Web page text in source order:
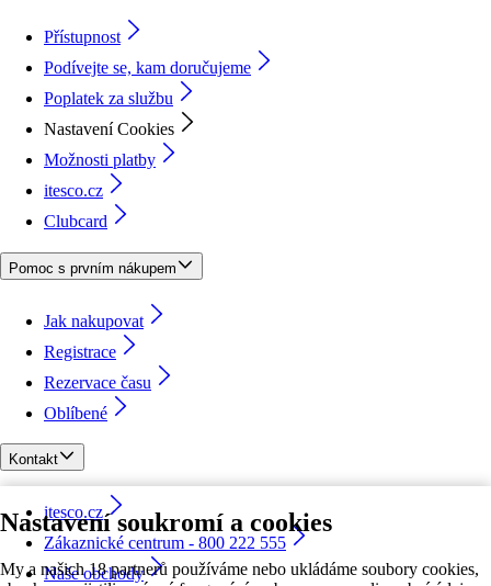
Nastavení soukromí a cookies
My a našich 18 partnerů používáme nebo ukládáme soubory cookies,
Přístupnost
Podívejte se, kam doručujeme
Poplatek za službu
Nastavení Cookies
Možnosti platby
itesco.cz
Clubcard
Pomoc s prvním nákupem
Jak nakupovat
Registrace
Rezervace času
Oblíbené
Kontakt
itesco.cz
Zákaznické centrum - 800 222 555
Naše obchody